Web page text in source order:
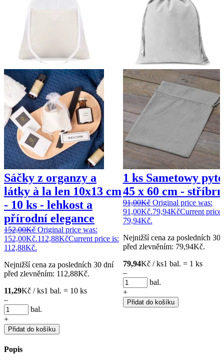
Sáčky z organzy a
látky à la len 10x13 cm
- 10 ks - lehkost a
přírodní elegance
152,00Kč Original price was:
152,00Kč.112,88KčCurrent price is:
112,88Kč.
Nejnižší cena za posledních 30 dní
před zlevněním: 112,88Kč.
11,29Kč / ks1 bal. = 10 ks
–
bal.
+
Přidat do košíku
1 ks Sametowy
45 x 60 cm -
91,00Kč Original price was:
91,00Kč.79,94KčCurrent price
79,94Kč.
Nejnižší cena za posledních 30
před zlevněním: 79,94Kč.
79,94Kč / ks1 bal. = 1 ks
–
bal.
+
Přidat do košíku
Popis